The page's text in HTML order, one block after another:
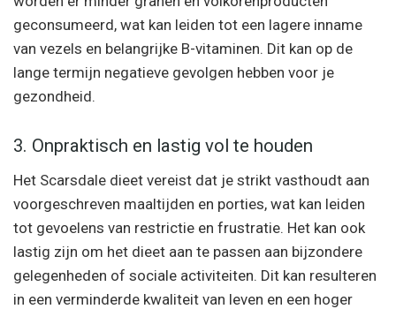
geconsumeerd, wat kan leiden tot een lagere inname
van vezels en belangrijke B-vitaminen. Dit kan op de
lange termijn negatieve gevolgen hebben voor je
gezondheid.
3. Onpraktisch en lastig vol te houden
Het Scarsdale dieet vereist dat je strikt vasthoudt aan
voorgeschreven maaltijden en porties, wat kan leiden
tot gevoelens van restrictie en frustratie. Het kan ook
lastig zijn om het dieet aan te passen aan bijzondere
gelegenheden of sociale activiteiten. Dit kan resulteren
in een verminderde kwaliteit van leven en een hoger